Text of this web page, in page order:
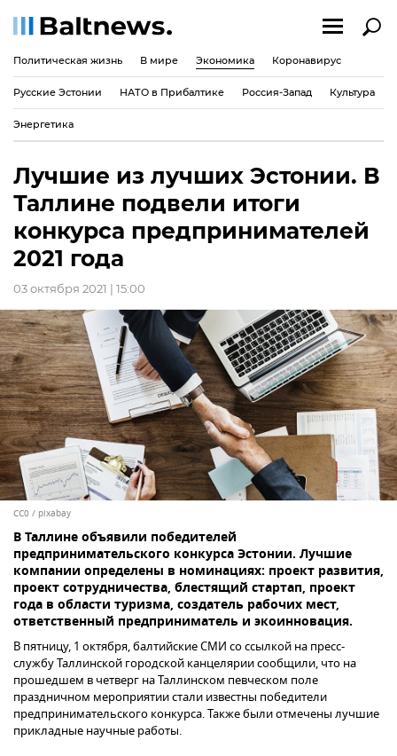
Политическая жизнь В мире Экономика Коронавирус
Русские Эстонии НАТО в Прибалтике Россия-Запад Культура
Энергетика
Лучшие из лучших Эстонии. В
Таллине подвели итоги
конкурса предпринимателей
2021 года
03 октября 2021 | 15:00
CC0 / pixabay
В Таллине объявили победителей
предпринимательского конкурса Эстонии. Лучшие
компании определены в номинациях: проект развития,
проект сотрудничества, блестящий стартап, проект
года в области туризма, создатель рабочих мест,
ответственный предприниматель и экоинновация.
В пятницу, 1 октября, балтийские СМИ со ссылкой на пресс-
службу Таллинской городской канцелярии сообщили, что на
прошедшем в четверг на Таллинском певческом поле
праздничном мероприятии стали известны победители
предпринимательского конкурса. Также были отмечены лучшие
прикладные научные работы.